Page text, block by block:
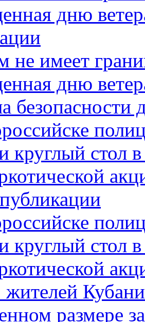
дню
не имеет
дню
безопасности
круглый стол
круглый стол
жителей
размере